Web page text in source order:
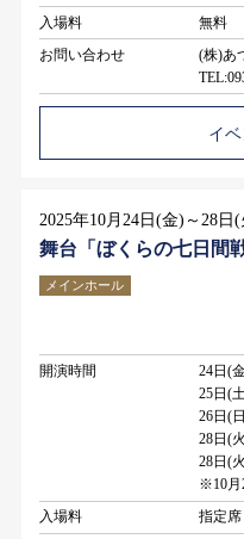
入場料
無料
お問い合わせ
(株)あ
イ
2025年10月24日(金)～28日(
舞台「ぼくらの七日間
メインホール
開演時間
24日(
25日(
26日(
28日(
28日(
※10月
入場料
指定